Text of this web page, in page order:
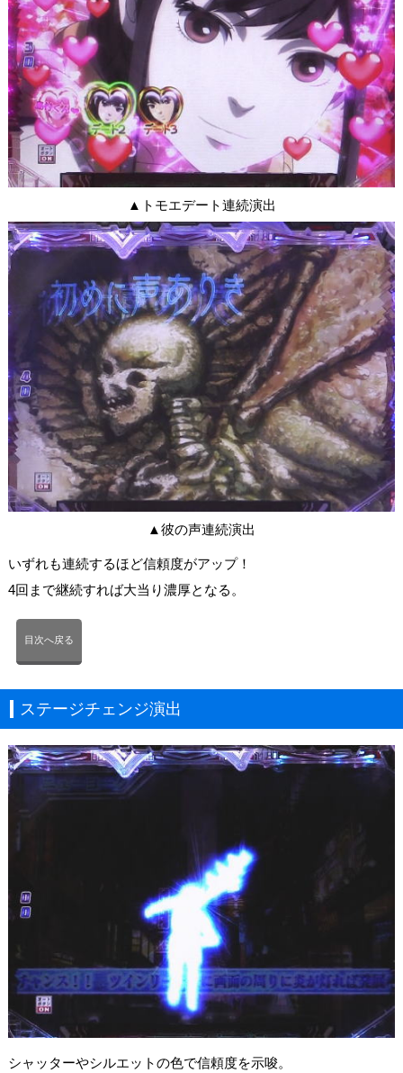
▲トモエデート連続演出
▲彼の声連続演出
いずれも連続するほど信頼度がアップ！
4回まで継続すれば大当り濃厚となる。
目次へ戻る
ステージチェンジ演出
シャッターやシルエットの色で信頼度を示唆。